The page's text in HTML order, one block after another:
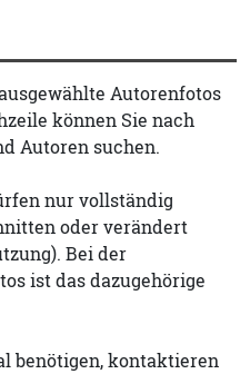
Autorenfotos
können Sie nach
Autoren suchen.
nur vollständig
oder verändert
Bei der
ist das dazugehörige
benötigen, kontaktieren